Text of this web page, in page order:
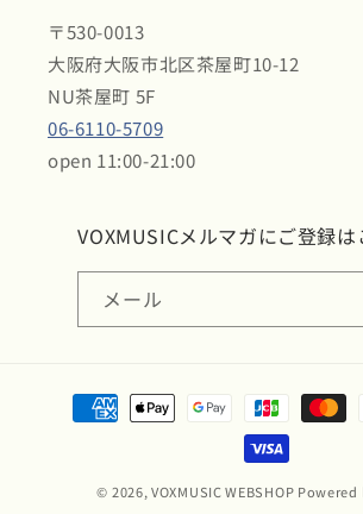
〒530-0013
大阪府大阪市北区茶屋町10-12
NU茶屋町 5F
06-6110-5709
open 11:00-21:00
VOXMUSICメルマガにご登録は
メール
© 2026,VOXMUSIC WEBSHOP